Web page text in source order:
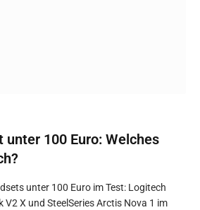
unter 100 Euro: Welches
unter 100 Euro im Test: Logitech
V2 X und SteelSeries Arctis Nova 1 im